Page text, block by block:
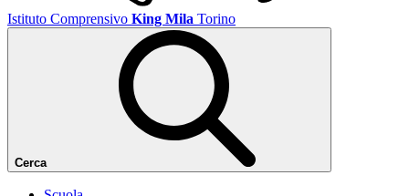
Istituto Comprensivo King Mila Torino
Cerca